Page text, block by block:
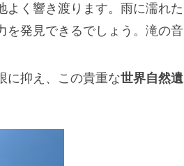
よく響き渡ります。雨に濡れた
を発見できるでしょう。滝の音
に抑え、この貴重な世界自然遺